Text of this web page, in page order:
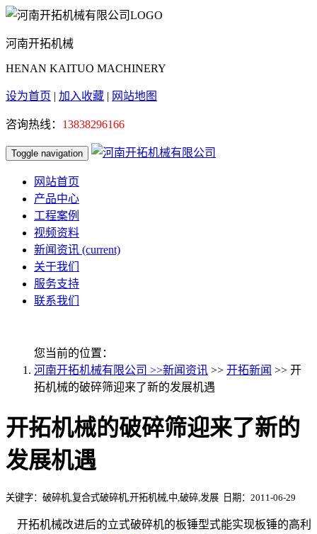
河南开拓机械
HENAN KAITUO MACHINERY
设为首页 | 加入收藏 | 网站地图
咨询热线： 13838296166
Toggle navigation
网站首页
产品中心
工程案例
视频资料
新闻资讯 (current)
关于我们
服务支持
联系我们
您当前的位置：
河南开拓机械有限公司 >>新闻资讯 >> 开拓新闻 >> 开
拓机械的破碎筛迎来了新的发展机遇
开拓机械的破碎筛迎来了新的
发展机遇
关键字：破碎机,复合式破碎机,开拓机械,中,破碎,发展 日期：2011-06-29
开拓机械改进后的立式破碎机的板锤型式能实现板锤的高利